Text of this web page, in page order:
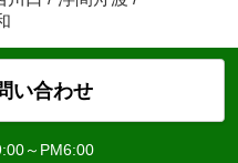
い合わせ
～PM6:00